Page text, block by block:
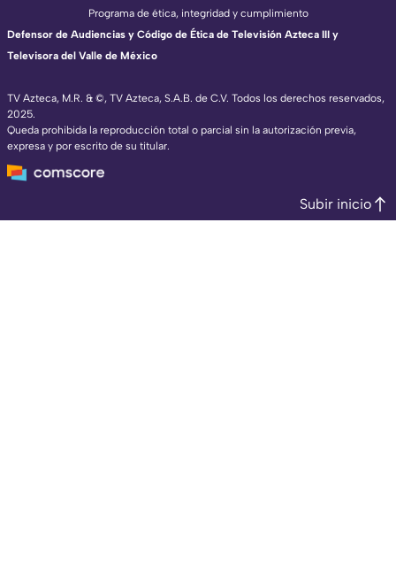
TV Azteca, M.R. & ©, TV Azteca, S.A.B. de C.V. Todos los derechos reservados,
2025.
Queda prohibida la reproducción total o parcial sin la autorización previa,
expresa y por escrito de su titular.
Programa de ética, integridad y cumplimiento
Defensor de Audiencias y Código de Ética de Televisión Azteca III y
Televisora del Valle de México
Subir inicio